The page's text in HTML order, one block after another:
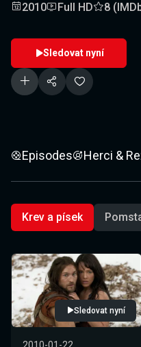
2010 Full HD 8
Sledovat nyní
Episodes Herci &
Krev a písek
Sledovat nyní
2010-01-22